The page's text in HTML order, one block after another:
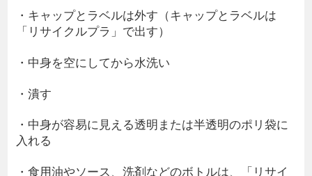
・キャップとラベルは外す（キャップとラベルは
「リサイクルプラ」で出す）
・中身を空にしてから水洗い
・潰す
・中身が容易に見える透明または半透明のポリ袋に
入れる
・食用油やソース、洗剤などのボトルは、「リサイ